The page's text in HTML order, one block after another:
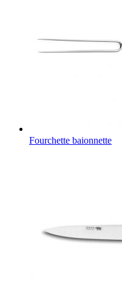
Fourchette baionnette